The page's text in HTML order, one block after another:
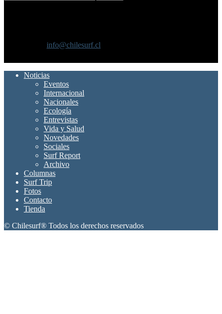
info@chilesurf.cl
Noticias
Eventos
Internacional
Nacionales
Ecología
Entrevistas
Vida y Salud
Novedades
Sociales
Surf Report
Archivo
Columnas
Surf Trip
Fotos
Contacto
Tienda
© Chilesurf® Todos los derechos reservados